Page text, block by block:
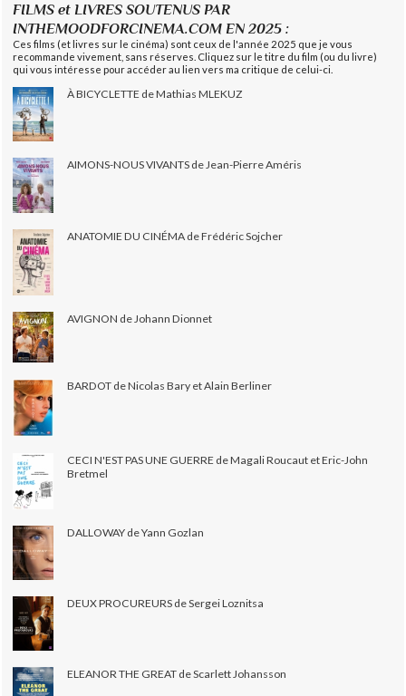
FILMS et LIVRES SOUTENUS PAR
INTHEMOODFORCINEMA.COM EN 2025 :
Ces films (et livres sur le cinéma) sont ceux de l'année 2025 que je vous
recommande vivement, sans réserves. Cliquez sur le titre du film (ou du livre)
qui vous intéresse pour accéder au lien vers ma critique de celui-ci.
À BICYCLETTE de Mathias MLEKUZ
AIMONS-NOUS VIVANTS de Jean-Pierre Améris
ANATOMIE DU CINÉMA de Frédéric Sojcher
AVIGNON de Johann Dionnet
BARDOT de Nicolas Bary et Alain Berliner
CECI N'EST PAS UNE GUERRE de Magali Roucaut et Eric-John
Bretmel
DALLOWAY de Yann Gozlan
DEUX PROCUREURS de Sergei Loznitsa
ELEANOR THE GREAT de Scarlett Johansson